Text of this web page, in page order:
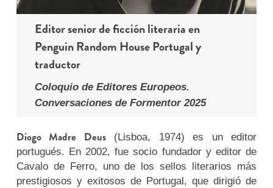
Editor senior de ficción literaria en
Penguin Random House Portugal y
traductor
Coloquio de Editores Europeos.
Conversaciones de Formentor 2025
Diogo Madre Deus(Lisboa, 1974) es un editor
portugués. En 2002, fue socio fundador y editor de
Cavalo de Ferro, uno de los sellos literarios más
prestigiosos y exitosos de Portugal, que dirigió de